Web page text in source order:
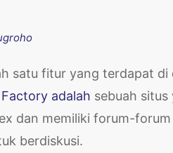
satu fitur yang terdapat
adalah sebuah
dan memiliki forum-
berdiskusi.